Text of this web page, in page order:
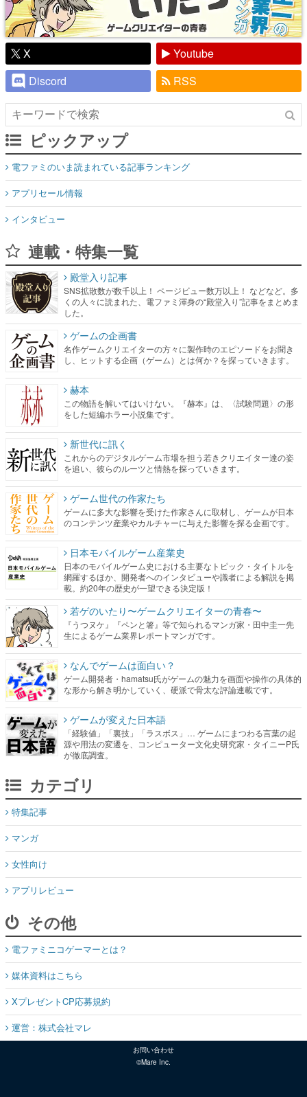
X
Youtube
Discord
RSS
ピックアップ
電ファミのいま読まれている記事ランキング
アプリセール情報
インタビュー
連載・特集一覧
殿堂入り記事
SNS拡散数が数千以上！ ページビュー数万以上！ などなど。多
くの人々に読まれた、電ファミ渾身の“殿堂入り”記事をまとめま
した。
ゲームの企画書
名作ゲームクリエイターの方々に製作時のエピソードをお聞き
し、ヒットする企画（ゲーム）とは何か？を探っていきます。
赫本
この物語を解いてはいけない。『赫本』は、〈試験問題〉の形
をした短編ホラー小説集です。
新世代に訊く
これからのデジタルゲーム市場を担う若きクリエイター達の姿
を追い、彼らのルーツと情熱を探っていきます。
ゲーム世代の作家たち
ゲームに多大な影響を受けた作家さんに取材し、ゲームが日本
のコンテンツ産業やカルチャーに与えた影響を探る企画です。
日本モバイルゲーム産業史
日本のモバイルゲーム史における主要なトピック・タイトルを
網羅するほか、開発者へのインタビューや識者による解説を掲
載。約20年の歴史が一望できる決定版！
若ゲのいたり〜ゲームクリエイターの青春〜
『うつヌケ』『ペンと箸』等で知られるマンガ家・田中圭一先
生によるゲーム業界レポートマンガです。
なんでゲームは面白い？
ゲーム開発者・hamatsu氏がゲームの魅力を画面や操作の具体的
な形から解き明かしていく、硬派で骨太な評論連載です。
ゲームが変えた日本語
「経験値」「裏技」「ラスボス」… ゲームにまつわる言葉の起
源や用法の変遷を、コンピューター文化史研究家・タイニーP氏
が徹底調査。
カテゴリ
特集記事
マンガ
女性向け
アプリレビュー
その他
電ファミニコゲーマーとは？
媒体資料はこちら
XプレゼントCP応募規約
運営：株式会社マレ
お問い合わせ
©Mare Inc.